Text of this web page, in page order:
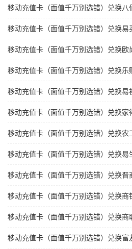
移动充值卡（面值千万别选错）兑换八
移动充值卡（面值千万别选错）兑换易
移动充值卡（面值千万别选错）兑换欧
移动充值卡（面值千万别选错）兑换乐
移动充值卡（面值千万别选错）兑换易
移动充值卡（面值千万别选错）兑换家
移动充值卡（面值千万别选错）兑换农
移动充值卡（面值千万别选错）兑换易
移动充值卡（面值千万别选错）兑换晋
移动充值卡（面值千万别选错）兑换商
移动充值卡（面值千万别选错）兑换商
移动充值卡（面值千万别选错）兑换富